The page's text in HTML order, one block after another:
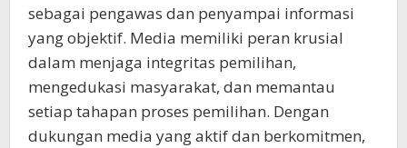
sebagai pengawas dan penyampai informasi
yang objektif. Media memiliki peran krusial
dalam menjaga integritas pemilihan,
mengedukasi masyarakat, dan memantau
setiap tahapan proses pemilihan. Dengan
dukungan media yang aktif dan berkomitmen,